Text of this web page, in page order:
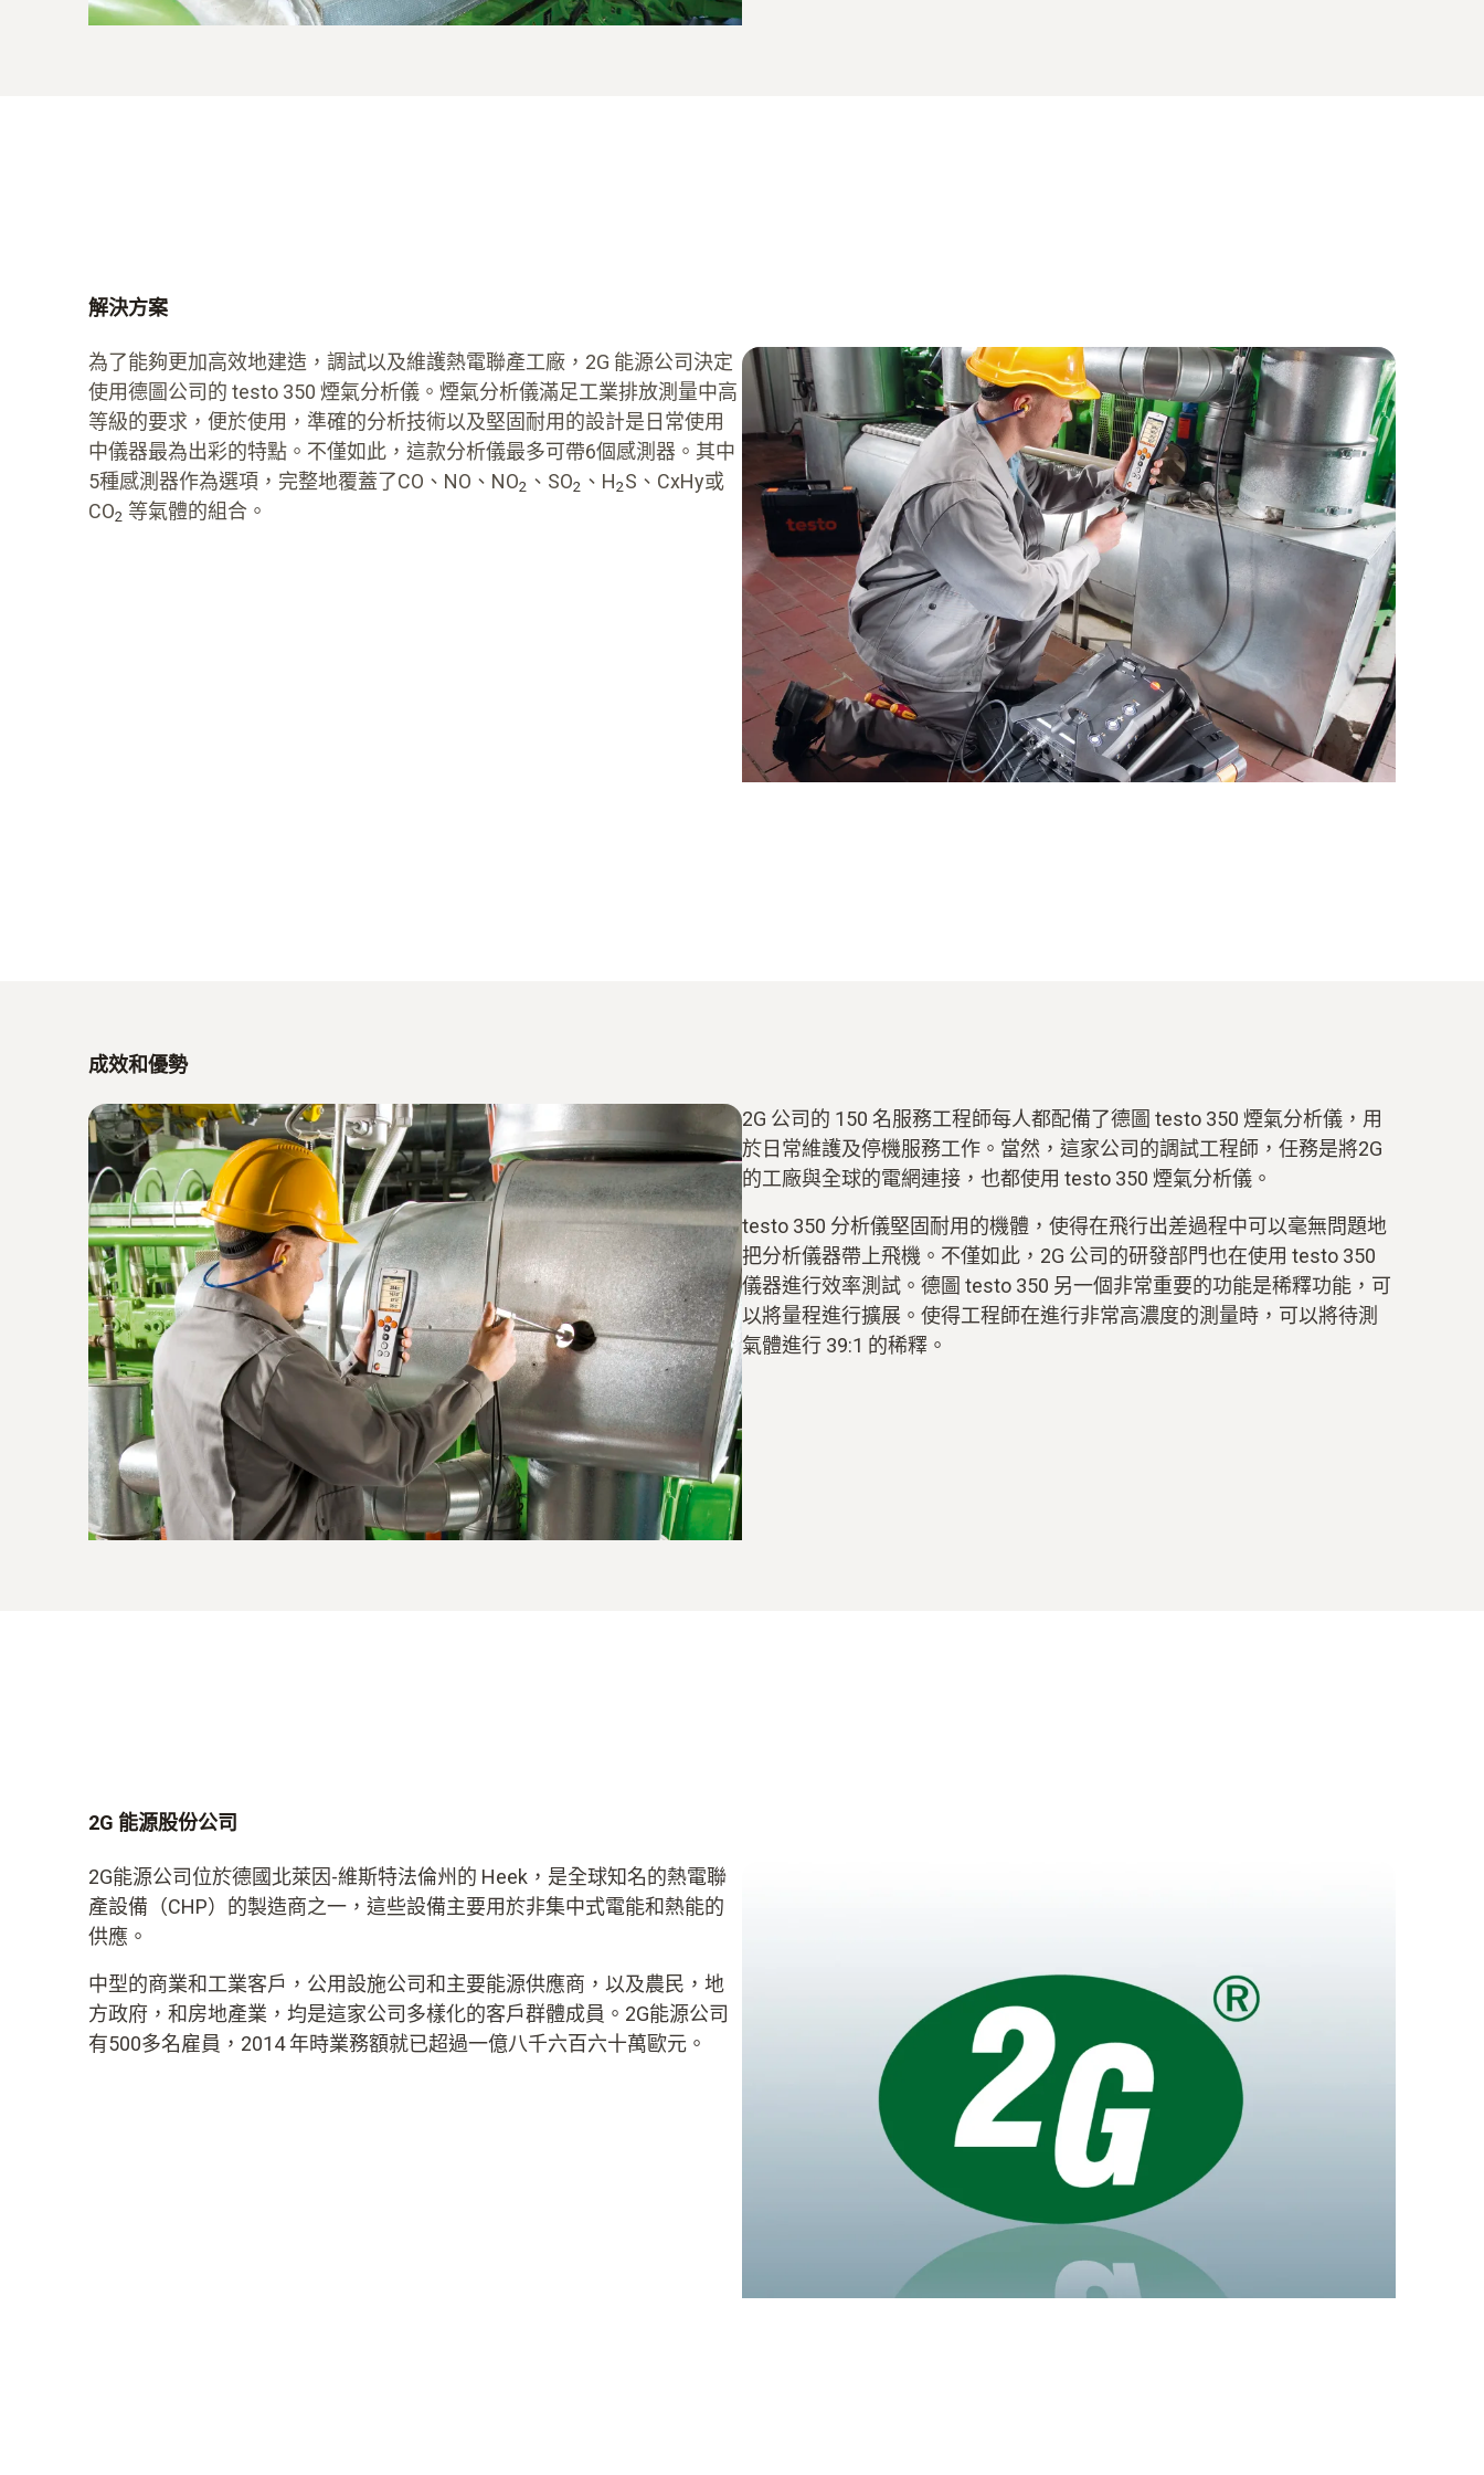
解決方案
為了能夠更加高效地建造，調試以及維護熱電聯產工廠，2G 能源公司決定
使用德圖公司的 testo 350 煙氣分析儀。煙氣分析儀滿足工業排放測量中高
等級的要求，便於使用，準確的分析技術以及堅固耐用的設計是日常使用
中儀器最為出彩的特點。不僅如此，這款分析儀最多可帶6個感測器。其中
5種感測器作為選項，完整地覆蓋了CO、NO、NO2 、SO2 、H2S、CxHy或
CO2 等氣體的組合。
成效和優勢
2G 公司的 150 名服務工程師每人都配備了德圖 testo 350 煙氣分析儀，用
於日常維護及停機服務工作。當然，這家公司的調試工程師，任務是將2G
的工廠與全球的電網連接，也都使用 testo 350 煙氣分析儀。
testo 350 分析儀堅固耐用的機體，使得在飛行出差過程中可以毫無問題地
把分析儀器帶上飛機。不僅如此，2G 公司的研發部門也在使用 testo 350
儀器進行效率測試。德圖 testo 350 另一個非常重要的功能是稀釋功能，可
以將量程進行擴展。使得工程師在進行非常高濃度的測量時，可以將待測
氣體進行 39:1 的稀釋。
2G 能源股份公司
2G能源公司位於德國北萊因-維斯特法倫州的 Heek，是全球知名的熱電聯
產設備（CHP）的製造商之一，這些設備主要用於非集中式電能和熱能的
供應。
中型的商業和工業客戶，公用設施公司和主要能源供應商，以及農民，地
方政府，和房地產業，均是這家公司多樣化的客戶群體成員。2G能源公司
有500多名雇員，2014 年時業務額就已超過一億八千六百六十萬歐元。